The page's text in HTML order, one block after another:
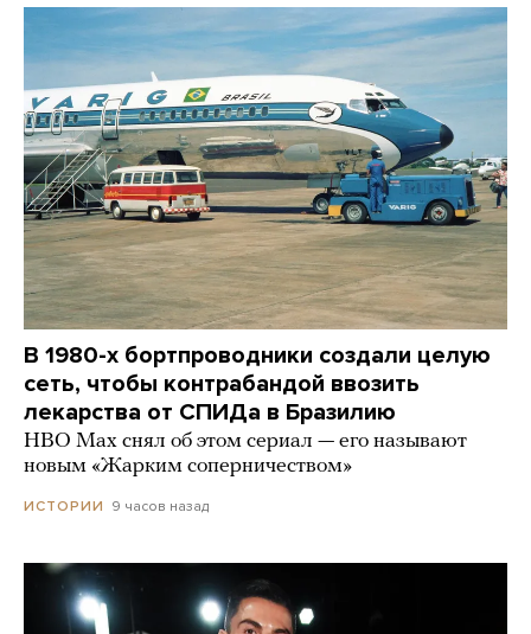
В 1980-х бортпроводники создали целую
сеть, чтобы контрабандой ввозить
лекарства от СПИДа в Бразилию
HBO Max снял об этом сериал — его называют
новым «Жарким соперничеством»
ИСТОРИИ 9 часов назад